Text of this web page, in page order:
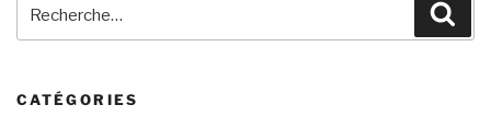
pour
CATÉGORIES